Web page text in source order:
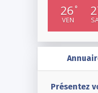
26 °
VEN
Présentez